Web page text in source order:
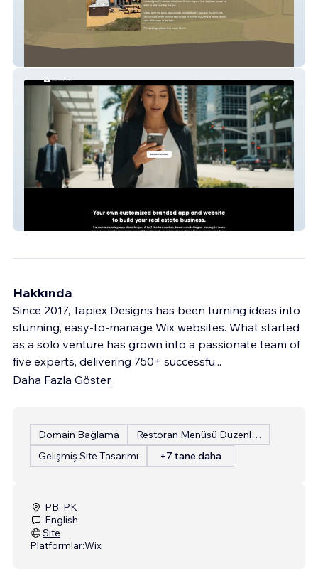
Hakkında
Since 2017, Tapiex Designs has been turning ideas into
stunning, easy-to-manage Wix websites. What started
as a solo venture has grown into a passionate team of
five experts, delivering 750+ successfu...
Daha Fazla Göster
Domain Bağlama
Restoran Menüsü Düzenleme
Gelişmiş Site Tasarımı
+7 tane daha
PB, PK
English
Site
Platformlar:Wix